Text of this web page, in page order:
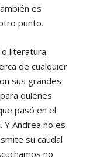
es
punto.
literatura
de cualquier
sus grandes
quienes
pasó en el
Y Andrea no es
su caudal
no